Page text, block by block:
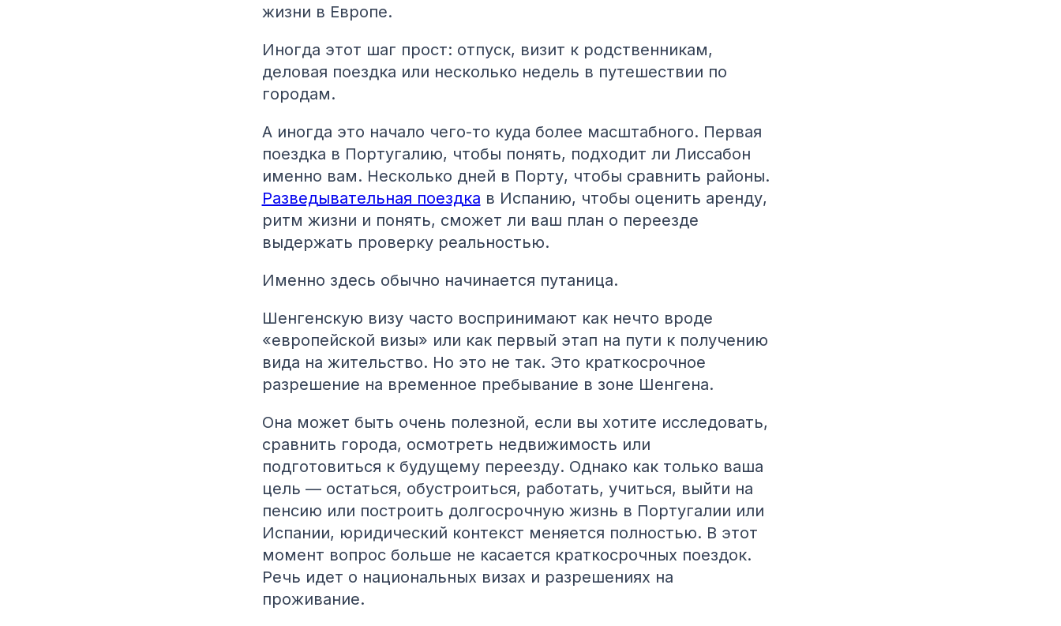
жизни в Европе.
Иногда этот шаг прост: отпуск, визит к родственникам,
деловая поездка или несколько недель в путешествии по
городам.
А иногда это начало чего-то куда более масштабного. Первая
поездка в Португалию, чтобы понять, подходит ли Лиссабон
именно вам. Несколько дней в Порту, чтобы сравнить районы.
Разведывательная поездка в Испанию, чтобы оценить аренду,
ритм жизни и понять, сможет ли ваш план о переезде
выдержать проверку реальностью.
Именно здесь обычно начинается путаница.
Шенгенскую визу часто воспринимают как нечто вроде
«европейской визы» или как первый этап на пути к получению
вида на жительство. Но это не так. Это краткосрочное
разрешение на временное пребывание в зоне Шенгена.
Она может быть очень полезной, если вы хотите исследовать,
сравнить города, осмотреть недвижимость или
подготовиться к будущему переезду. Однако как только ваша
цель — остаться, обустроиться, работать, учиться, выйти на
пенсию или построить долгосрочную жизнь в Португалии или
Испании, юридический контекст меняется полностью. В этот
момент вопрос больше не касается краткосрочных поездок.
Речь идет о национальных визах и разрешениях на
проживание.